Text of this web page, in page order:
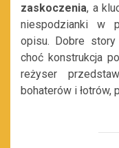
zaskoczenia, a
niespodzianki w
opisu. Dobre
choć konstrukcja
reżyser
bohaterów i łotrów,